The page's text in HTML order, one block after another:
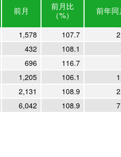
前月
前月比
（%）
前年同
1,578 107.7
432 108.1
696 116.7
1,205 106.1
2,131 108.9
6,042 108.9